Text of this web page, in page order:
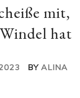
mit,
hat
BY ALINA